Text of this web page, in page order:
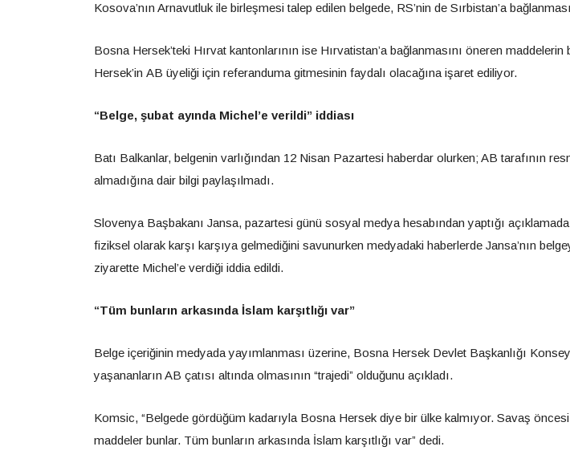
Kosova’nın Arnavutluk ile birleşmesi talep edilen belgede, RS’nin de Sırbistan’a
Bosna Hersek’teki Hırvat kantonlarının ise Hırvatistan’a bağlanmasını öneren
Hersek’in AB üyeliği için referanduma gitmesinin faydalı olacağına işaret ediliyor.
“Belge, şubat ayında Michel’e verildi” iddiası
Batı Balkanlar, belgenin varlığından 12 Nisan Pazartesi haberdar olurken; AB tarafının
almadığına dair bilgi paylaşılmadı.
Slovenya Başbakanı Jansa, pazartesi günü sosyal medya hesabından yaptığı
fiziksel olarak karşı karşıya gelmediğini savunurken medyadaki haberlerde Jansa’nın
ziyarette Michel’e verdiği iddia edildi.
“Tüm bunların arkasında İslam karşıtlığı var”
Belge içeriğinin medyada yayımlanması üzerine, Bosna Hersek Devlet Başkanlığı
yaşananların AB çatısı altında olmasının “trajedi” olduğunu açıkladı.
Komsic, “Belgede gördüğüm kadarıyla Bosna Hersek diye bir ülke kalmıyor. Savaş
maddeler bunlar. Tüm bunların arkasında İslam karşıtlığı var” dedi.